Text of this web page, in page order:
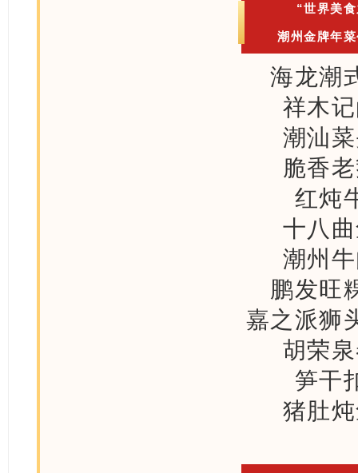
“世界美
潮州金牌年
海龙潮
祥木
潮汕
脆香
红炖
十八
潮州
鹏发旺
嘉之派狮
胡荣
笋干
猪肚